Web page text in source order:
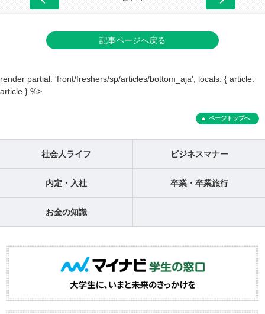
記事ページへ戻る
render partial: 'front/freshers/sp/articles/bottom_aja', locals: { article:
article } %>
ページトップへ
社会人ライフ ビジネスマナー
内定・入社 卒業・卒業旅行
お金の知識